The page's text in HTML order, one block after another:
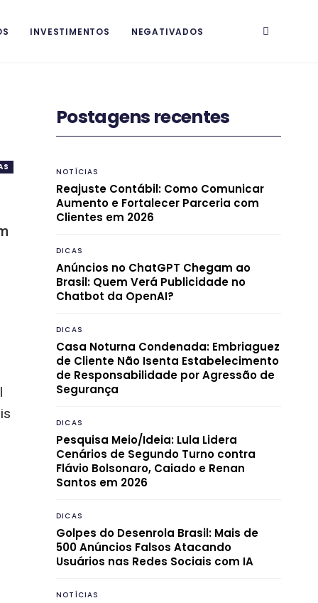
INVESTIMENTOS NEGATIVADOS
Postagens recentes
NOTÍCIAS
Reajuste Contábil: Como Comunicar
Aumento e Fortalecer Parceria com
Clientes em 2026
DICAS
Anúncios no ChatGPT Chegam ao
Brasil: Quem Verá Publicidade no
Chatbot da OpenAI?
DICAS
Casa Noturna Condenada: Embriaguez
de Cliente Não Isenta Estabelecimento
de Responsabilidade por Agressão de
Segurança
DICAS
Pesquisa Meio/Ideia: Lula Lidera
Cenários de Segundo Turno contra
Flávio Bolsonaro, Caiado e Renan
Santos em 2026
DICAS
Golpes do Desenrola Brasil: Mais de
500 Anúncios Falsos Atacando
Usuários nas Redes Sociais com IA
NOTÍCIAS